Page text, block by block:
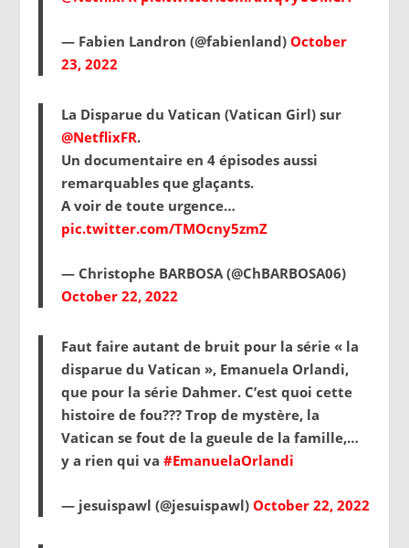
— Fabien Landron (@fabienland)October
23, 2022
La Disparue du Vatican (Vatican Girl) sur
@NetflixFR.
Un documentaire en 4 épisodes aussi
remarquables que glaçants.
A voir de toute urgence…
pic.twitter.com/TMOcny5zmZ
— Christophe BARBOSA (@ChBARBOSA06)
October 22, 2022
Faut faire autant de bruit pour la série « la
disparue du Vatican », Emanuela Orlandi,
que pour la série Dahmer. C’est quoi cette
histoire de fou??? Trop de mystère, la
Vatican se fout de la gueule de la famille,…
y a rien qui va#EmanuelaOrlandi
— jesuispawl (@jesuispawl)October 22, 2022